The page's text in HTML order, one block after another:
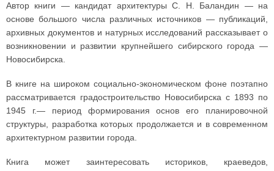
Автор книги — кандидат архитектуры С. Н. Баландин — на
основе большого числа различных источников — публикаций,
архивных документов и натурных исследований рассказывает о
возникновении и развитии крупнейшего сибирского города —
Новосибирска.
В книге на широком социально-экономическом фоне поэтапно
рассматривается градостроительство Новосибирска с 1893 по
1945 г.— период формирования основ его планировочной
структуры, разработка которых продолжается и в современном
архитектурном развитии города.
Книга может заинтересовать историков, краеведов,